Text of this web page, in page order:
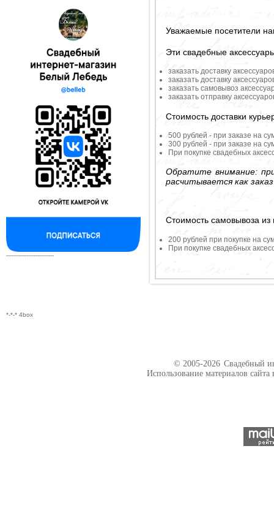
--------------------------
*-*-* 4box
Уважаемые посетители
Эти свадебные
заказать доставку
заказать доставку
заказать самовывоз
заказать отправку
Стоимость доставки
500 рублей - при заказе на
300 рублей - при заказе на
При покупке свадебных
Обратите внимание:
расчитывается как
Стоимость самовывоза из
200 рублей при покупке на
При покупке свадебных
© 2005-2026 Свадебный
Использование материалов